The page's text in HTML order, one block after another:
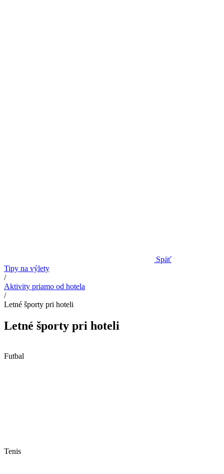
Späť
Tipy na výlety
/
Aktivity priamo od hotela
/
Letné športy pri hoteli
Letné športy pri hoteli
Futbal
Tenis